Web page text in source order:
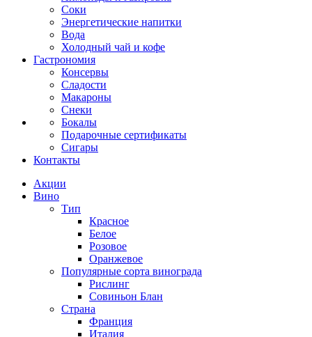
Соки
Энергетические напитки
Вода
Холодный чай и кофе
Гастрономия
Консервы
Сладости
Макароны
Снеки
Бокалы
Подарочные сертификаты
Сигары
Контакты
Акции
Вино
Тип
Красное
Белое
Розовое
Оранжевое
Популярные сорта винограда
Рислинг
Совиньон Блан
Страна
Франция
Италия